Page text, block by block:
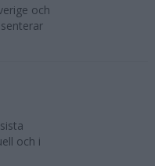
och
och i